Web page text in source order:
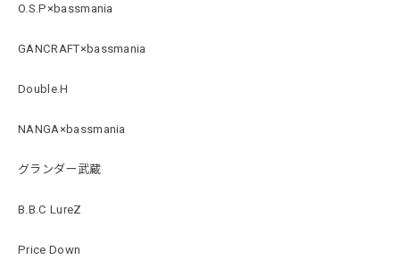
O.S.P×bassmania
GANCRAFT×bassmania
Double.H
NANGA×bassmania
グランダー武蔵
B.B.C LureZ
Price Down
BMサークルロゴステッカー